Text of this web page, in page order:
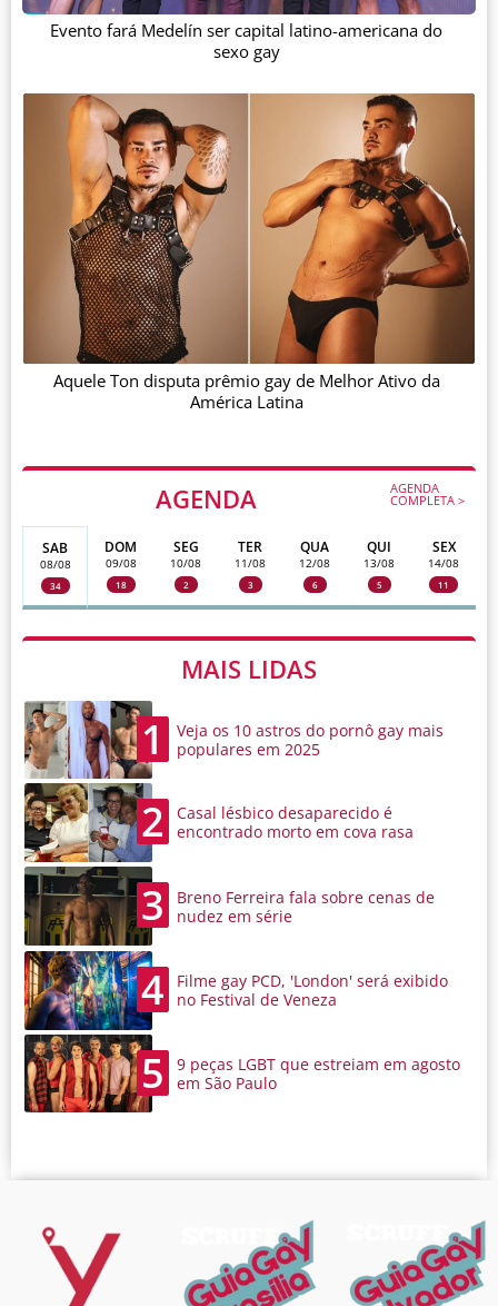
AGENDA AGENDA
COMPLETA >
SAB
08/08
34
DOM
09/08
18
SEG
10/08
2
TER
11/08
3
QUA
12/08
6
QUI
13/08
5
SEX
14/08
11
MAIS LIDAS
1
Veja os 10 astros do pornô gay mais
populares em 2025
2
Casal lésbico desaparecido é
encontrado morto em cova rasa
3
Breno Ferreira fala sobre cenas de
nudez em série
4
Filme gay PCD, 'London' será exibido
no Festival de Veneza
5
9 peças LGBT que estreiam em agosto
em São Paulo
Evento fará Medelín ser capital latino-americana do
sexo gay
Aquele Ton disputa prêmio gay de Melhor Ativo da
América Latina